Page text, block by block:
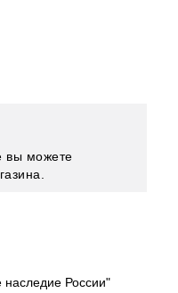
вы можете
наследие России"